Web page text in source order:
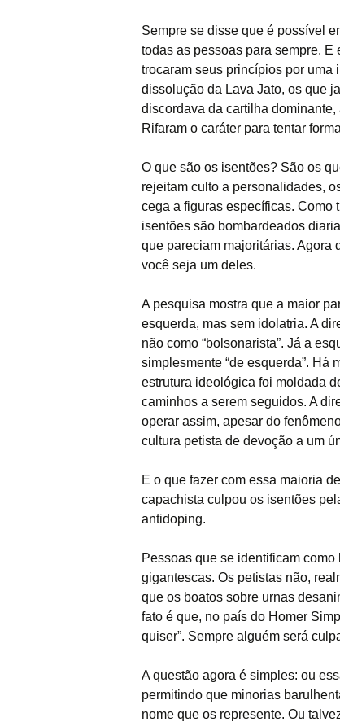
Sempre se disse que é possível
todas as pessoas para sempre.
trocaram seus princípios por uma
dissolução da Lava Jato, os que
discordava da cartilha
Rifaram o caráter para tentar
O que são os isentões? São os
rejeitam culto a personalidades,
cega a figuras específicas. Como
isentões são bombardeados
que pareciam majoritárias. Agora
você seja um deles.
A pesquisa mostra que a maior
esquerda, mas sem idolatria. A
não como “bolsonarista”. Já a
simplesmente “de esquerda”. Há
estrutura ideológica foi moldada
caminhos a serem seguidos. A
operar assim, apesar do
cultura petista de devoção a um
E o que fazer com essa maioria
capachista culpou os isentões
antidoping.
Pessoas que se identificam
gigantescas. Os petistas não,
que os boatos sobre urnas
fato é que, no país do Homer
quiser”. Sempre alguém será
A questão agora é simples: ou
permitindo que minorias
nome que os represente. Ou